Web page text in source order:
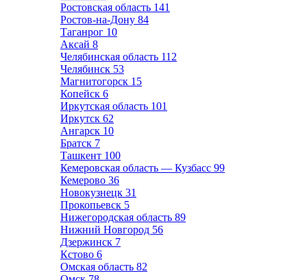
Ростовская область 141
Ростов-на-Дону 84
Таганрог 10
Аксай 8
Челябинская область 112
Челябинск 53
Магнитогорск 15
Копейск 6
Иркутская область 101
Иркутск 62
Ангарск 10
Братск 7
Ташкент 100
Кемеровская область — Кузбасс 99
Кемерово 36
Новокузнецк 31
Прокопьевск 5
Нижегородская область 89
Нижний Новгород 56
Дзержинск 7
Кстово 6
Омская область 82